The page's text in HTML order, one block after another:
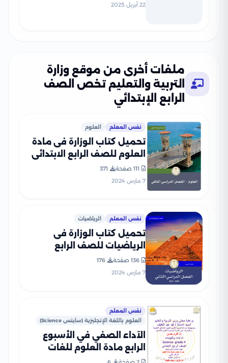
22 أبريل 2025
ملفات أخرى من موقع وزارة
التربية والتعليم تخص الصف
الرابع الإبتدائي
نفس المعلم العلوم
تحميل كتاب الوزارة فى مادة
العلوم للصف الرابع الابتدائى
الترم الثانى 2024 بصيغة PDF
111 صفحة
371
7 مارس 2024
نفس المعلم الرياضيات
تحميل كتاب الوزارة فى
الرياضيات للصف الرابع
بصيغة PDF
136 صفحة
176
7 مارس 2024
نفس المعلم
العلوم باللغة الإنجليزية (ساينس Science)
الآداء الصفي في الأسبوع
الرابع مادة العلوم للغات
Science للصف الرابع الإبتدائي